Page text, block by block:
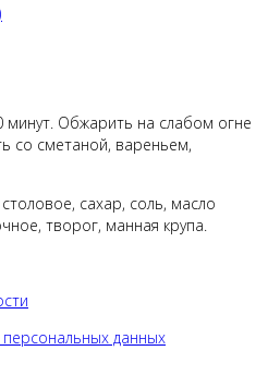
минут. Обжарить на слабом огне
со сметаной, вареньем,
сахар, соль, масло
творог, манная крупа.
данных